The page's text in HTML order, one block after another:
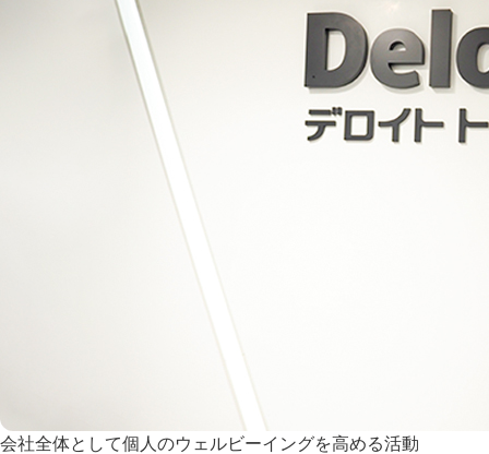
会社全体として個人のウェルビーイングを高める活動